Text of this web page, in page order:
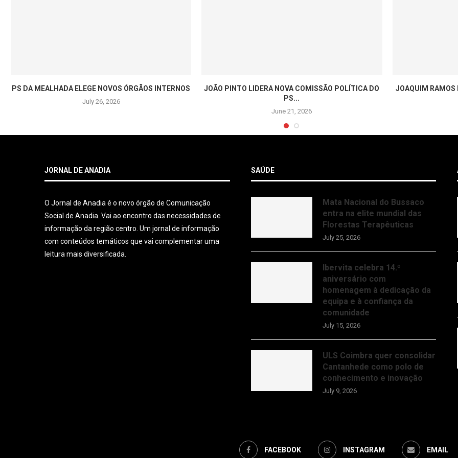
PS DA MEALHADA ELEGE NOVOS ÓRGÃOS INTERNOS
July 26, 2026
JOÃO PINTO LIDERA NOVA COMISSÃO POLÍTICA DO
PS...
June 21, 2026
JOAQUIM RAMOS
JORNAL DE ANADIA
O Jornal de Anadia é o novo órgão de Comunicação
Social de Anadia. Vai ao encontro das necessidades de
informação da região centro. Um jornal de informação
com conteúdos temáticos que vai complementar uma
leitura mais diversificada.
SAÚDE
Mata Nacional do Bussaco
entra na elite mundial das
Florestas Terapêuticas
July 25, 2026
Ibervita celebra 14.º
aniversário com
homenagem à dedicação da
equipa e à confiança da
comunidade
July 15, 2026
ULS Coimbra quer consolidar
Cantanhede como polo de
conhecimento e inovação
July 9, 2026
FACEBOOK INSTAGRAM EMAIL